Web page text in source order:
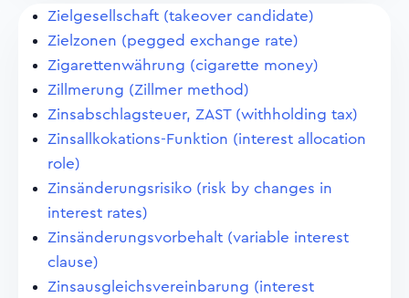
Zielgesellschaft (takeover candidate)
Zielzonen (pegged exchange rate)
Zigarettenwährung (cigarette money)
Zillmerung (Zillmer method)
Zinsabschlagsteuer, ZAST (withholding tax)
Zinsallkokations-Funktion (interest allocation
role)
Zinsänderungsrisiko (risk by changes in
interest rates)
Zinsänderungsvorbehalt (variable interest
clause)
Zinsausgleichsvereinbarung (interest